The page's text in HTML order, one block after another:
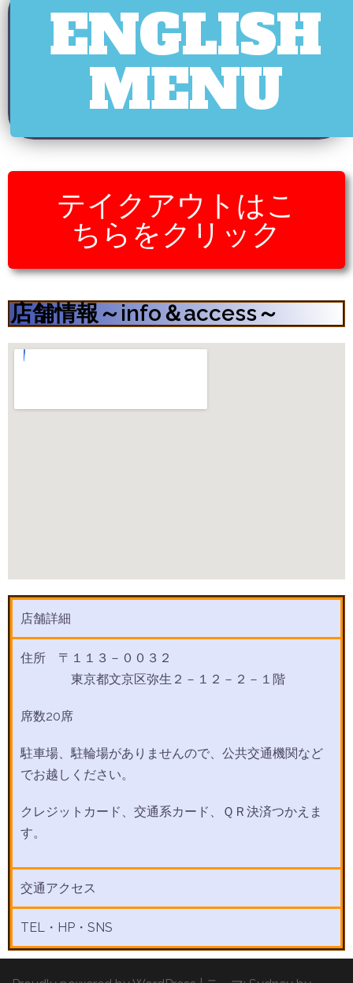
ENGLISH
MENU
テイクアウトはこ
ちらをクリック
店舗情報～info＆access～
店舗詳細
住所 〒１１３－００３２
東京都文京区弥生２－１２－２－１階
席数20席
駐車場、駐輪場がありませんので、公共交通機関など
でお越しください。
クレジットカード、交通系カード、ＱＲ決済つかえま
す。
交通アクセス
TEL・HP・SNS